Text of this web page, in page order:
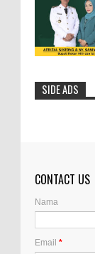
SIDE ADS
CONTACT US
Nama
Email *